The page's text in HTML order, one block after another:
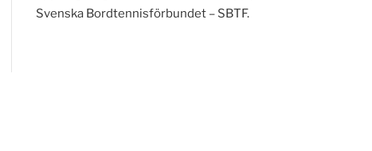
Svenska Bordtennisförbundet – SBTF.